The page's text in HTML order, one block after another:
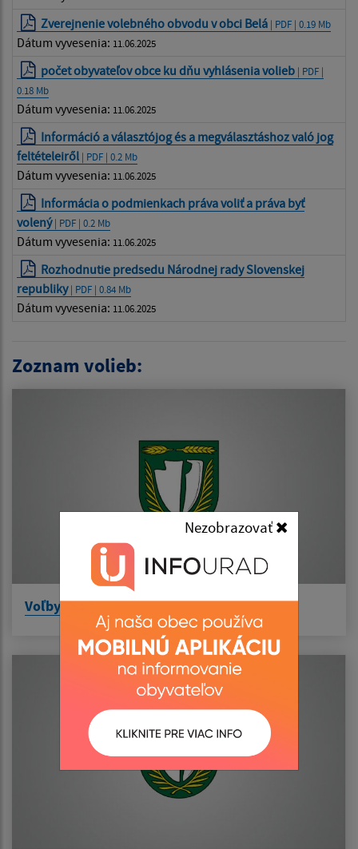
Nezobrazovať
Zverejnenie volebného obvodu v obci Belá | PDF | 0.19 Mb
Dátum vyvesenia: 11.06.2025
počet obyvateľov obce ku dňu vyhlásenia volieb | PDF |
0.18 Mb
Dátum vyvesenia: 11.06.2025
Információ a választójog és a megválasztáshoz való jog
feltételeiről | PDF | 0.2 Mb
Dátum vyvesenia: 11.06.2025
Informácia o podmienkach práva voliť a práva byť
volený| PDF | 0.2 Mb
Dátum vyvesenia: 11.06.2025
Rozhodnutie predsedu Národnej rady Slovenskej
republiky| PDF | 0.84 Mb
Dátum vyvesenia: 11.06.2025
Zoznam volieb:
Voľby do orgánov samosprávy obcí 2026